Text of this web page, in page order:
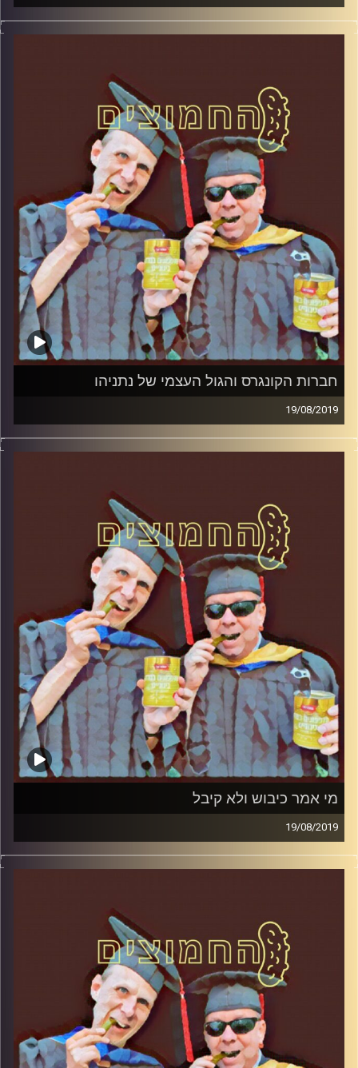
פרופסור בועז בן-דוד ופרופסור גלעד הירשברגר
קרדיט תמונות:AudioVersity
חברות הקונגרס והגול העצמי של נתניהו
19/08/2019
פרופסור בועז בן-דוד ופרופסור גלעד הירשברגר
קרדיט תמונות:AudioVersity
מי אמר כיבוש ולא קיבל
19/08/2019
פרופסור בועז בן-דוד ופרופסור גלעד הירשברגר
קרדיט תמונות:AudioVersity